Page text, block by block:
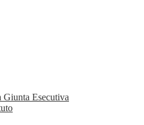
Esecutiva